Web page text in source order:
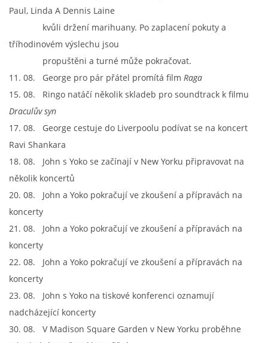
Paul, Linda A Dennis Laine
kvůli držení marihuany. Po zaplacení pokuty a
tříhodinovém výslechu jsou
propuštěni a turné může pokračovat.
11. 08. George pro pár přátel promítá film Raga
15. 08. Ringo natáčí několik skladeb pro soundtrack k filmu
Draculův syn
17. 08. George cestuje do Liverpoolu podívat se na koncert
Ravi Shankara
18. 08. John s Yoko se začínají v New Yorku připravovat na
několik koncertů
20. 08. John a Yoko pokračují ve zkoušení a přípravách na
koncerty
21. 08. John a Yoko pokračují ve zkoušení a přípravách na
koncerty
22. 08. John a Yoko pokračují ve zkoušení a přípravách na
koncerty
23. 08. John s Yoko na tiskové konferenci oznamují
nadcházející koncerty
30. 08. V Madison Square Garden v New Yorku proběhne